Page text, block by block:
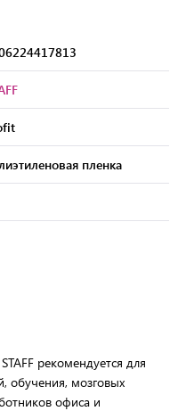
пленка
рекомендуется для
обучения, мозговых
офиса и